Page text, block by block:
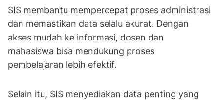
SIS membantu mempercepat proses administrasi
dan memastikan data selalu akurat. Dengan
akses mudah ke informasi, dosen dan
mahasiswa bisa mendukung proses
pembelajaran lebih efektif.
Selain itu, SIS menyediakan data penting yang